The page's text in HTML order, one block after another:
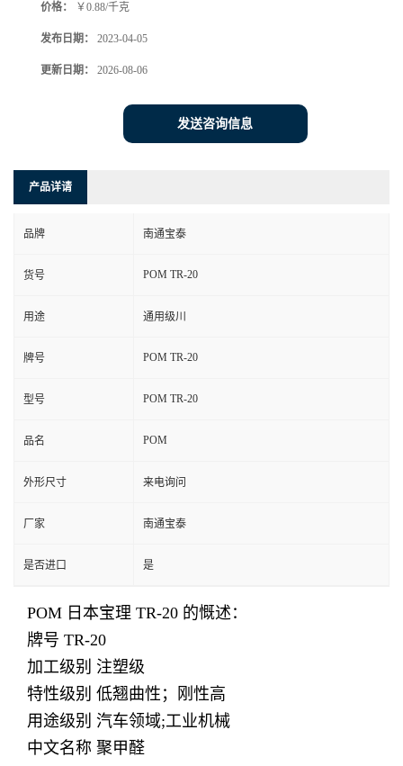
价格： ￥0.88/千克
发布日期： 2023-04-05
更新日期： 2026-08-06
发送咨询信息
产品详请
品牌 南通宝泰
货号 POM TR-20
用途 通用级川
牌号 POM TR-20
型号 POM TR-20
品名 POM
外形尺寸 来电询问
厂家 南通宝泰
是否进口 是
POM 日本宝理 TR-20 的慨述：
牌号 TR-20
加工级别 注塑级
特性级别 低翘曲性；刚性高
用途级别 汽车领域;工业机械
中文名称 聚甲醛